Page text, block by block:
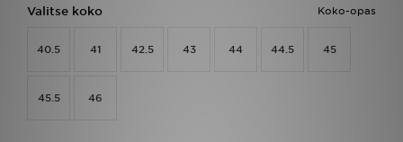
Koko-opas
Valitse koko
40.5 41 42.5 43 44 44.5 45
45.5 46
Minun JD
Minun viestini
Asiakaspalvelu ja tietoa